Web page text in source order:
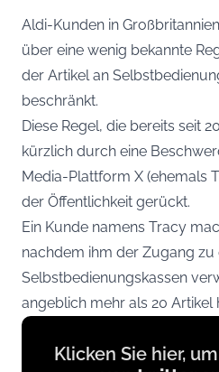
Aldi-Kunden in
über eine wenig bekannte
der Artikel an
beschränkt.
Diese Regel, die bereits seit
kürzlich durch eine
Media-Plattform X (ehemals
der Öffentlichkeit gerückt.
Ein Kunde namens Tracy
nachdem ihm der Zugang zu
Selbstbedienungskassen
angeblich mehr als 20 Artikel
Display
contentKlicken Sie hier,